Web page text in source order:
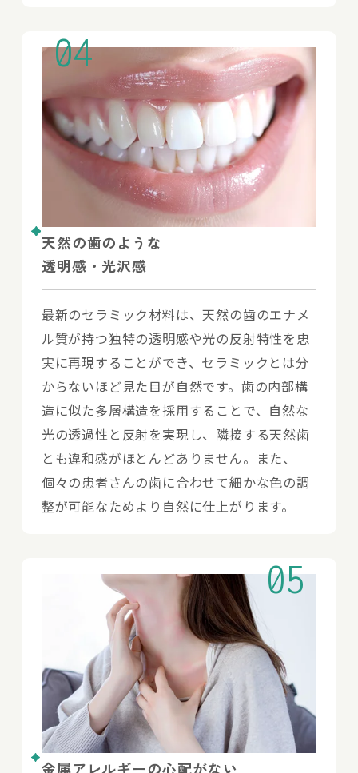
04
天然の歯のような
透明感・光沢感
最新のセラミック材料は、天然の歯のエナメ
ル質が持つ独特の透明感や光の反射特性を忠
実に再現することができ、セラミックとは分
からないほど見た目が自然です。歯の内部構
造に似た多層構造を採用することで、自然な
光の透過性と反射を実現し、隣接する天然歯
とも違和感がほとんどありません。また、
個々の患者さんの歯に合わせて細かな色の調
整が可能なためより自然に仕上がります。
05
金属アレルギーの心配がない